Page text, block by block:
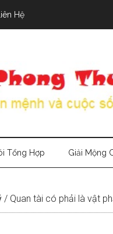
Liên Hệ
Tổng Hợp Giải Mộng
/ Quan tài có phải là vật